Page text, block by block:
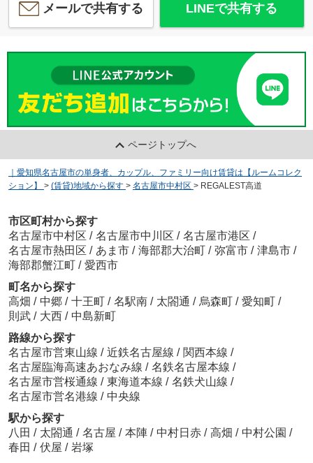
メールで共有する LINEで共有する
ページトップへ
｜愛知県名古屋市の単身者、カップル、ファミリー向け賃貸は【ルームコレク
ション】
> (賃貸)地域から探す > 名古屋市中村区 > REGALEST高道
市区町村から探す
名古屋市中村区 / 名古屋市中川区 / 名古屋市港区 /
名古屋市熱田区 / あま市 / 海部郡大治町 / 弥富市 / 津島市 /
海部郡蟹江町 / 愛西市
町名から探す
高畑 / 中郷 / 十王町 / 名駅南 / 太閤通 / 烏森町 / 愛知町 /
則武 / 大西 / 中島新町
路線から探す
名古屋市営東山線 / 近鉄名古屋線 / 関西本線 /
名古屋臨海高速あおなみ線 / 名鉄名古屋本線 /
名古屋市営桜通線 / 東海道本線 / 名鉄犬山線 /
名古屋市営名港線 / 中央線
駅から探す
八田 / 太閤通 / 名古屋 / 本陣 / 中村日赤 / 高畑 / 中村公園 /
春田 / 伏屋 / 岩塚